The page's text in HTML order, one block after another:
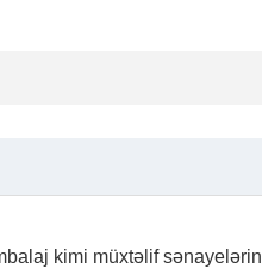
kimi müxtəlif sənayelərin